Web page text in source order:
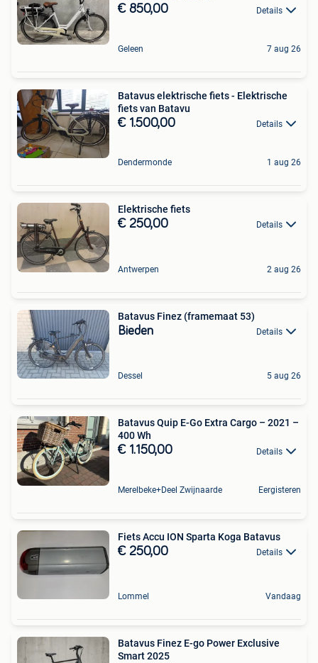
€ 850,00 Details
Geleen 7 aug 26
Batavus elektrische fiets - Elektrische
fiets van Batavu
€ 1.500,00 Details
Dendermonde 1 aug 26
Elektrische fiets
€ 250,00 Details
Antwerpen 2 aug 26
Batavus Finez (framemaat 53)
Bieden Details
Dessel 5 aug 26
Batavus Quip E-Go Extra Cargo – 2021 –
400 Wh
€ 1.150,00 Details
Merelbeke+Deel Zwijnaarde Eergisteren
Fiets Accu ION Sparta Koga Batavus
€ 250,00 Details
Lommel Vandaag
Batavus Finez E-go Power Exclusive
Smart 2025